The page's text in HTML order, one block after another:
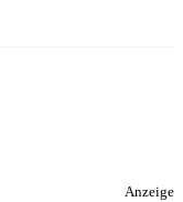
Anzeige